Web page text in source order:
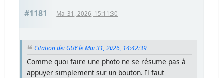
#1181 Mai 31, 2026, 15:11:30
Citation de: GUY le Mai 31, 2026, 14:42:39
Comme quoi faire une photo ne se résume pas à
appuyer simplement sur un bouton. Il faut